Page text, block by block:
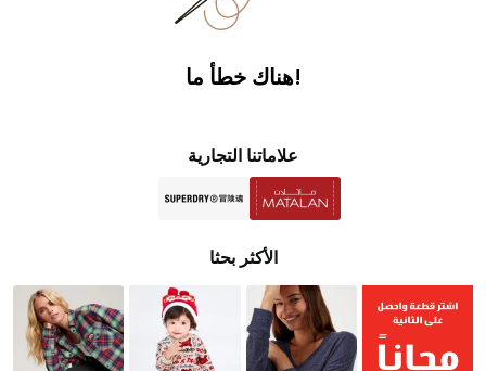
!هناك خطأ ما
علاماتنا التجارية
الأكثر بحثا